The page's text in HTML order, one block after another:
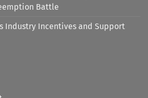
Battle
Industry Incentives and Support